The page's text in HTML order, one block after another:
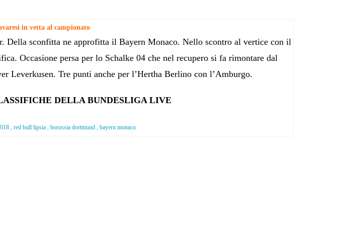
in vetta al campionato
Della sconfitta ne approfitta il Bayern Monaco. Nello scontro al vertice con il
Occasione persa per lo Schalke 04 che nel recupero si fa rimontare dal
Leverkusen. Tre punti anche per l’Hertha Berlino con l’Amburgo.
DELLA BUNDESLIGA LIVE
, red bull lipsia , borussia dortmund , bayern monaco